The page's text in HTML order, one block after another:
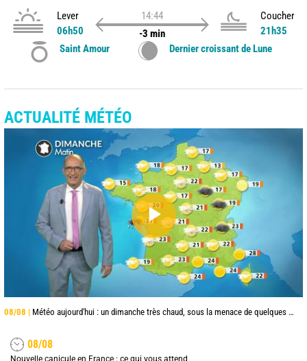
Lever
06h50
14:44
-3 min
Coucher
21h35
Saint Amour
Dernier croissant de Lune
ACTUALITÉ MÉTÉO
08/08 | Météo aujourd'hui : un dimanche très chaud, sous la menace de quelques orages
08/08
Nouvelle canicule en France : ce qui vous attend